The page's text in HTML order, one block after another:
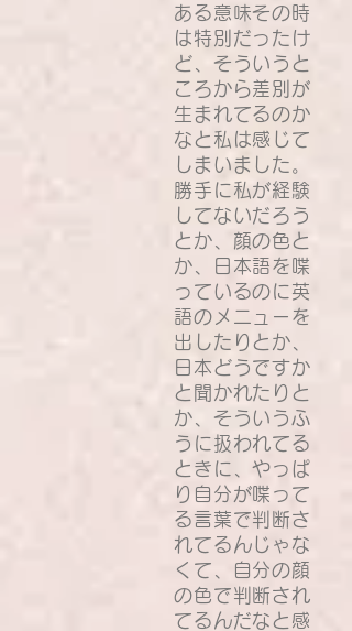
ある意味その時
は特別だったけ
ど、そういうと
ころから差別が
生まれてるのか
なと私は感じて
しまいました。
勝手に私が経験
してないだろう
とか、顔の色と
か、日本語を喋
っているのに英
語のメニューを
出したりとか、
日本どうですか
と聞かれたりと
か、そういうふ
うに扱われてる
ときに、やっぱ
り自分が喋って
る言葉で判断さ
れてるんじゃな
くて、自分の顔
の色で判断され
てるんだなと感